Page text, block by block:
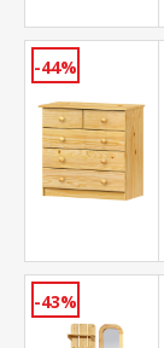
-44%
-43%